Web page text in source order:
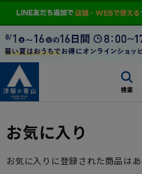
検索
お気に入り
お気に入りに登録された商品はあ